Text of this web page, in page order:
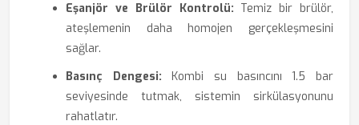
Eşanjör ve Brülör Kontrolü: Temiz bir brülör,
ateşlemenin daha homojen gerçekleşmesini
sağlar.
Basınç Dengesi: Kombi su basıncını 1.5 bar
seviyesinde tutmak, sistemin sirkülasyonunu
rahatlatır.